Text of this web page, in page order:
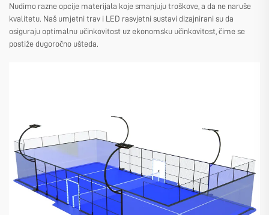
Nudimo razne opcije materijala koje smanjuju troškove, a da ne naruše
kvalitetu. Naš umjetni trav i LED rasvjetni sustavi dizajnirani su da
osiguraju optimalnu učinkovitost uz ekonomsku učinkovitost, čime se
postiže dugoročno ušteda.